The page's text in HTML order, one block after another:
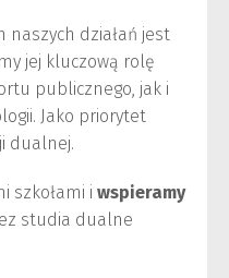
działań jest
jej kluczową rolę
publicznego, jak i
Jako priorytet
dualnej.
szkołami i wspieramy
studia dualne